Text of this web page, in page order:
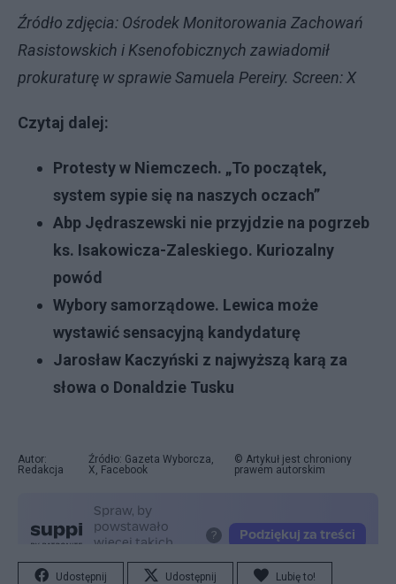
Źródło zdjęcia: Ośrodek Monitorowania Zachowań
Rasistowskich i Ksenofobicznych zawiadomił
prokuraturę w sprawie Samuela Pereiry. Screen: X
Czytaj dalej:
Protesty w Niemczech. „To początek,
system sypie się na naszych oczach”
Abp Jędraszewski nie przyjdzie na pogrzeb
ks. Isakowicza-Zaleskiego. Kuriozalny
powód
Wybory samorządowe. Lewica może
wystawić sensacyjną kandydaturę
Jarosław Kaczyński z najwyższą karą za
słowa o Donaldzie Tusku
Autor:
Redakcja
Źródło: Gazeta Wyborcza,
X, Facebook
© Artykuł jest chroniony
prawem autorskim
Udostępnij Udostępnij Lubię to!